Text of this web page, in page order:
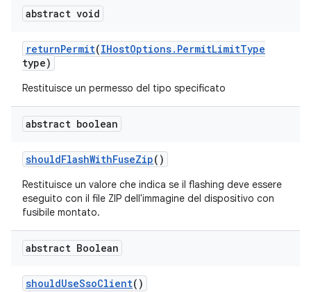
abstract void
returnPermit(IHostOptions. PermitLimitType
type)
Restituisce un permesso del tipo specificato
abstract boolean
shouldFlashWithFuseZip()
Restituisce un valore che indica se il flashing deve essere
eseguito con il file ZIP dell'immagine del dispositivo con
fusibile montato.
abstract Boolean
shouldUseSsoClient()